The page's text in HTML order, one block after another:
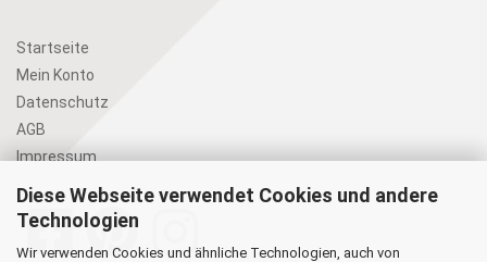
Diese Webseite verwendet Cookies und andere
Technologien
Wir verwenden Cookies und ähnliche Technologien, auch von
Startseite
Mein Konto
Datenschutz
AGB
Impressum